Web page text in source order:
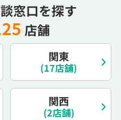
窓口を探す
店舗
関東
(17店舗)
関西
(2店舗)